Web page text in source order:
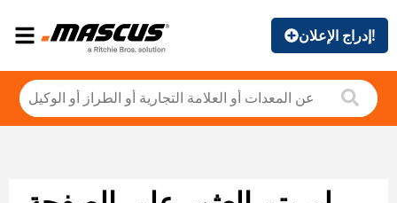
إدراج الإعلان!